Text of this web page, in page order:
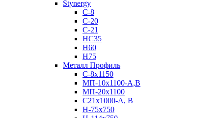
Stynergy
C-8
C-20
C-21
НС35
Н60
H75
Металл Профиль
С-8х1150
МП-10x1100-А,В
МП-20х1100
С21х1000-А, В
H-75х750